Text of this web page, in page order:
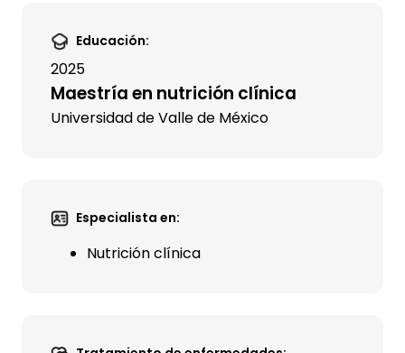
Educación:
2025
Maestría en nutrición clínica
Universidad de Valle de México
Especialista en:
Nutrición clínica